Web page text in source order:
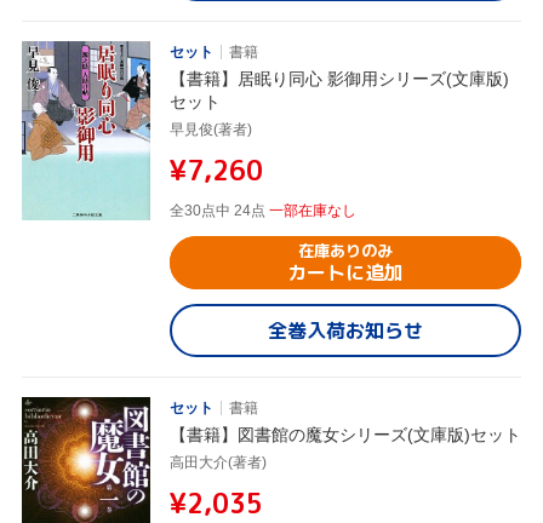
セット 書籍
【書籍】居眠り同心 影御用シリーズ(文庫版)
セット
早見俊(著者)
¥7,260
全30点中 24点 一部在庫なし
在庫ありのみ
カートに追加
全巻入荷お知らせ
セット 書籍
【書籍】図書館の魔女シリーズ(文庫版)セット
高田大介(著者)
¥2,035